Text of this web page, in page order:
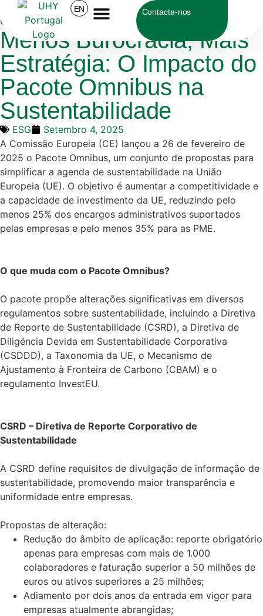
EN Contacte-nos
UHY Portugal >ESG >Menos Burocracia, Mais Estratégia:
O Impacto do Pacote Omnibus na Sustentabilidade
Menos Burocracia, Mais
Estratégia: O Impacto do
Pacote Omnibus na
Sustentabilidade
ESG
Setembro 4, 2025
A Comissão Europeia (CE) lançou a 26 de fevereiro de
2025 o Pacote Omnibus, um conjunto de propostas para
simplificar a agenda de sustentabilidade na União
Europeia (UE). O objetivo é aumentar a competitividade e
a capacidade de investimento da UE, reduzindo pelo
menos 25% dos encargos administrativos suportados
pelas empresas e pelo menos 35% para as PME.
O que muda com o Pacote Omnibus?
O pacote propõe alterações significativas em diversos
regulamentos sobre sustentabilidade, incluindo a Diretiva
de Reporte de Sustentabilidade (CSRD), a Diretiva de
Diligência Devida em Sustentabilidade Corporativa
(CSDDD), a Taxonomia da UE, o Mecanismo de
Ajustamento à Fronteira de Carbono (CBAM) e o
regulamento InvestEU.
CSRD – Diretiva de Reporte Corporativo de
Sustentabilidade
A CSRD define requisitos de divulgação de informação de
sustentabilidade, promovendo maior transparência e
uniformidade entre empresas.
Propostas de alteração:
Redução do âmbito de aplicação: reporte obrigatório
apenas para empresas com mais de 1.000
colaboradores e faturação superior a 50 milhões de
euros ou ativos superiores a 25 milhões;
Adiamento por dois anos da entrada em vigor para
empresas atualmente abrangidas;